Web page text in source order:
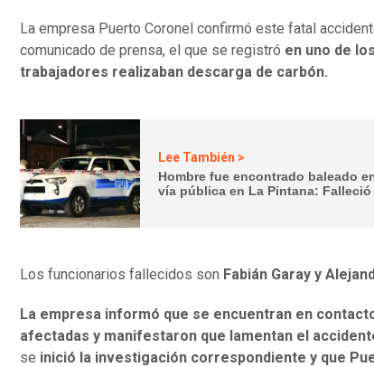
La empresa Puerto Coronel confirmó este fatal
comunicado de prensa, el que se registró en uno de
trabajadores realizaban descarga de carbón.
Lee También >
Hombre fue encontrado baleado
vía pública en La Pintana:
Los funcionarios fallecidos son Fabián Garay y
La empresa informó que se encuentran en
afectadas y manifestaron que lamentan el
se inició la investigación correspondiente y que